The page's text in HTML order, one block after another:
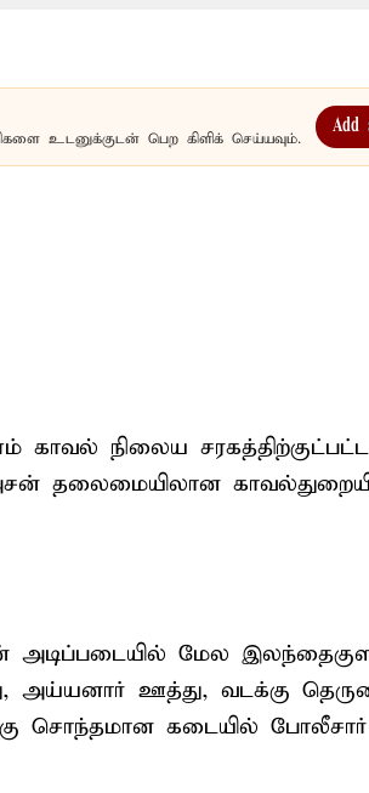
உடனுக்குடன் பெற கிளிக் செய்யவும்.
Add
காவல் நிலைய சரகத்திற்குட்பட்ட
தலைமையிலான
அடிப்படையில் மேல
அய்யனார் ஊத்து, வடக்கு
சொந்தமான கடையில்